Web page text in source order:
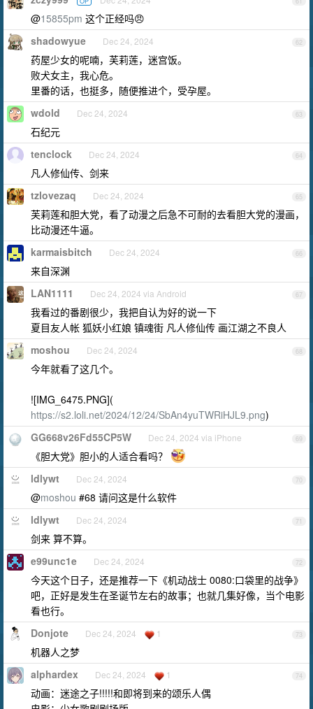
@15855pm 这个正经吗😠
62
shadowyue Dec 24, 2024
药屋少女的呢喃，芙莉莲，迷宫饭。
败犬女主，我心危。
里番的话，也挺多，随便推进个，受孕屋。
63
wdold Dec 24, 2024
石纪元
64
tenclock Dec 24, 2024
凡人修仙传、剑来
65
tzlovezaq Dec 24, 2024
芙莉莲和胆大党，看了动漫之后急不可耐的去看胆大党的漫画，
比动漫还牛逼。
66
karmaisbitch Dec 24, 2024
来自深渊
67
LAN1111 Dec 24, 2024 via Android
我看过的番剧很少，我把自认为好的说一下
夏目友人帐 狐妖小红娘 镇魂街 凡人修仙传 画江湖之不良人
68
moshou Dec 24, 2024
今年就看了这几个。
![IMG_6475.PNG](
https://s2.loli.net/2024/12/24/SbAn4yuTWRiHJL9.png)
69
GG668v26Fd55CP5W Dec 24, 2024 via iPhone
《胆大党》胆小的人适合看吗？
70
ldlywt Dec 24, 2024
@moshou #68 请问这是什么软件
71
ldlywt Dec 24, 2024
剑来 算不算。
72
e99unc1e Dec 24, 2024
今天这个日子，还是推荐一下《机动战士 0080:口袋里的战争》
吧，正好是发生在圣诞节左右的故事；也就几集好像，当个电影
看也行。
73
Donjote Dec 24, 2024 1
机器人之梦
74
alphardex Dec 24, 2024 1
动画：迷途之子!!!!!和即将到来的颂乐人偶